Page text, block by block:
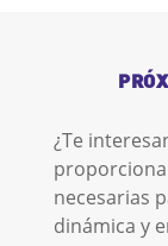
¿Te
necesarias
dinámica y